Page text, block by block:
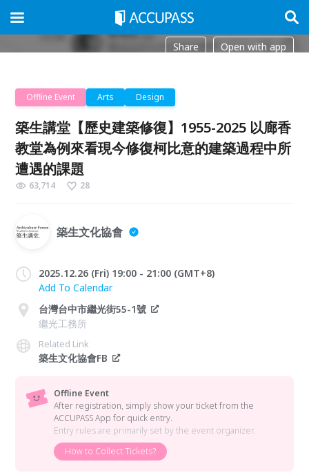
Share Open with app
Offline Event Arts Design
築生講堂【歷史建築修復】1955-2025 以廊香
教堂為例來看現今修復柯比意的建築過程中所
遭遇的課題
63,714 28
築生文化協會
2025.12.26 (Fri) 19:00 - 21:00 (GMT+8)
Add To Calendar
台灣台中市繼光街55-1號
繼光工務所
Related Link
築生文化協會FB
Offline Event
After registration, simply show your ticket from the
ACCUPASS App for quick entry.
Entry rules are primarily set by the event organizer.
How to Collect Tickets?